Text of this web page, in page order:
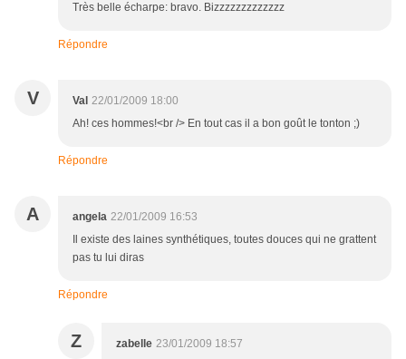
Très belle écharpe: bravo. Bizzzzzzzzzzzzz
Répondre
V Val 22/01/2009 18:00
Ah! ces hommes!<br /> En tout cas il a bon goût le tonton ;)
Répondre
A angela 22/01/2009 16:53
Il existe des laines synthétiques, toutes douces qui ne grattent
pas tu lui diras
Répondre
Z zabelle 23/01/2009 18:57